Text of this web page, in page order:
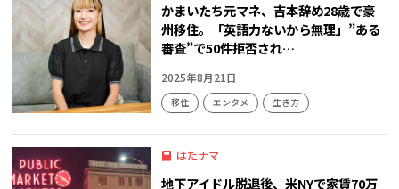
かまいたち元マネ、吉本辞め28歳で豪
州移住。「英語力ないから無理」”ある
審査”で50件拒否され…
2025年8月21日
移住 エンタメ 生き方
はたナマ
地下アイドル脱退後、米NYで家賃70万